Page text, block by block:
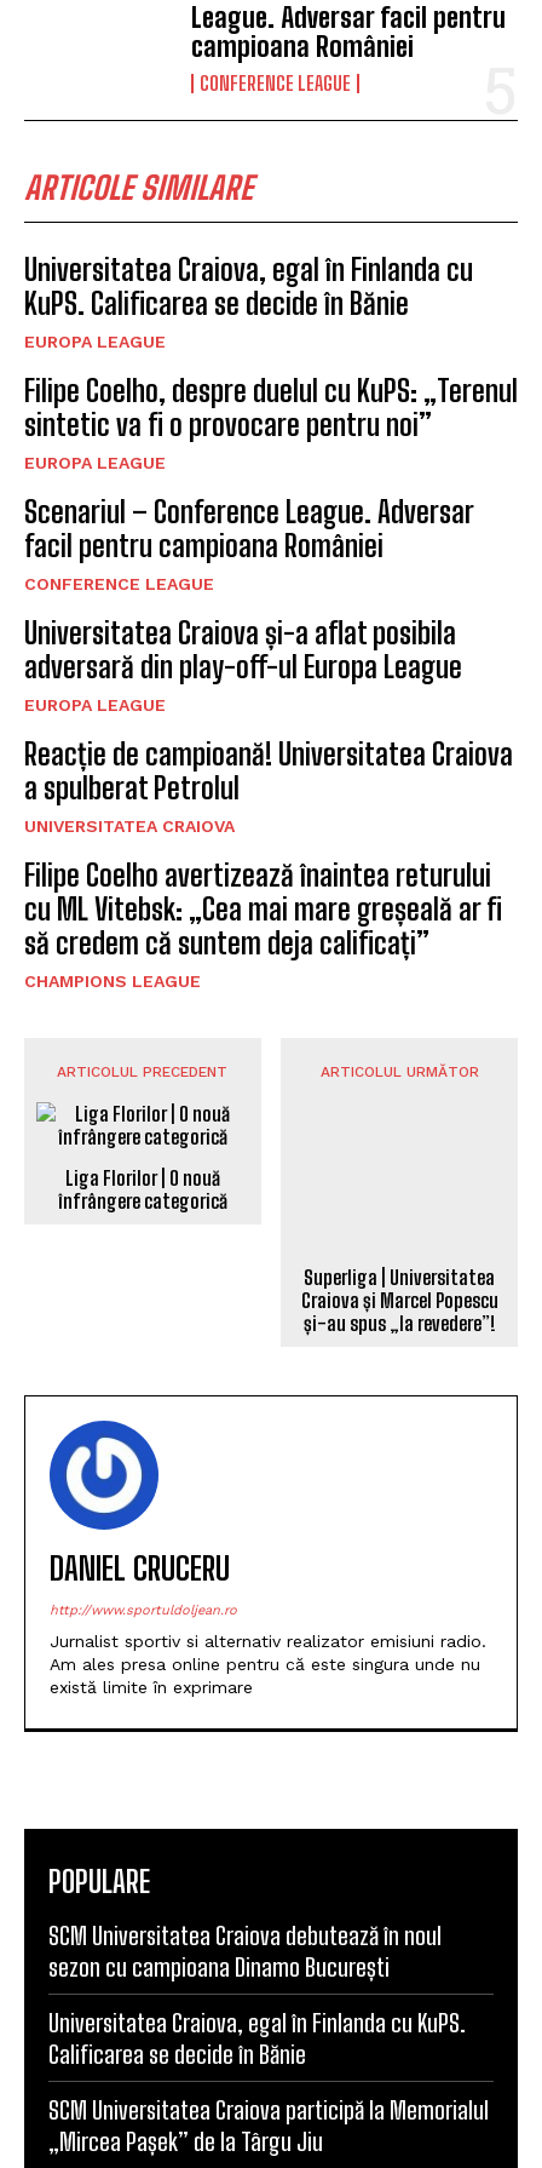
League. Adversar facil pentru
campioana României
CONFERENCE LEAGUE
ARTICOLE SIMILARE
Universitatea Craiova, egal în Finlanda cu
KuPS. Calificarea se decide în Bănie
EUROPA LEAGUE
Filipe Coelho, despre duelul cu KuPS: „Terenul
sintetic va fi o provocare pentru noi”
EUROPA LEAGUE
Scenariul – Conference League. Adversar
facil pentru campioana României
CONFERENCE LEAGUE
Universitatea Craiova și-a aflat posibila
adversară din play-off-ul Europa League
EUROPA LEAGUE
Reacție de campioană! Universitatea Craiova
a spulberat Petrolul
UNIVERSITATEA CRAIOVA
Filipe Coelho avertizează înaintea returului
cu ML Vitebsk: „Cea mai mare greșeală ar fi
să credem că suntem deja calificați”
CHAMPIONS LEAGUE
ARTICOLUL PRECEDENT
Liga Florilor | O nouă
înfrângere categorică
ARTICOLUL URMĂTOR
DANIEL CRUCERU
http://www.sportuldoljean.ro
Jurnalist sportiv si alternativ realizator emisiuni radio.
Am ales presa online pentru că este singura unde nu
există limite în exprimare
sezon cu campioana Dinamo București
Universitatea Craiova, egal în Finlanda cu KuPS.
Calificarea se decide în Bănie
SCM Universitatea Craiova participă la Memorialul
„Mircea Pașek” de la Târgu Jiu
Filipe Coelho, despre duelul cu KuPS: „Terenul
sintetic va fi o provocare pentru noi”